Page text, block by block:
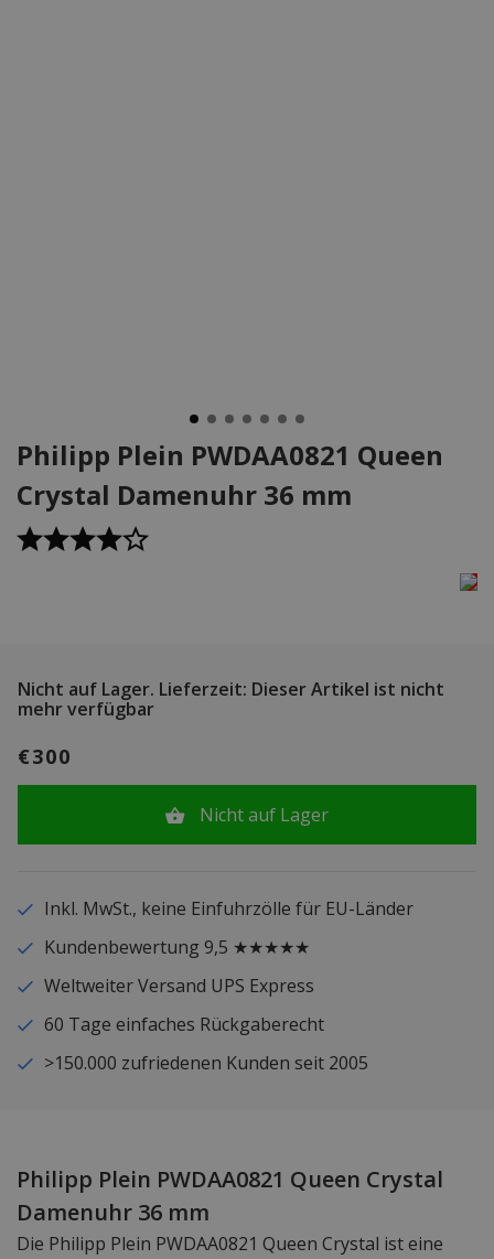
Philipp Plein PWDAA0821 Queen
Crystal Damenuhr 36 mm
Nicht auf Lager. Lieferzeit: Dieser Artikel ist nicht
mehr verfügbar
€300
Nicht auf Lager
Inkl. MwSt., keine Einfuhrzölle für EU-Länder
Kundenbewertung 9,5 ★★★★★
Weltweiter Versand UPS Express
60 Tage einfaches Rückgaberecht
>150.000 zufriedenen Kunden seit 2005
Philipp Plein PWDAA0821 Queen Crystal
Damenuhr 36 mm
Die Philipp Plein PWDAA0821 Queen Crystal ist eine